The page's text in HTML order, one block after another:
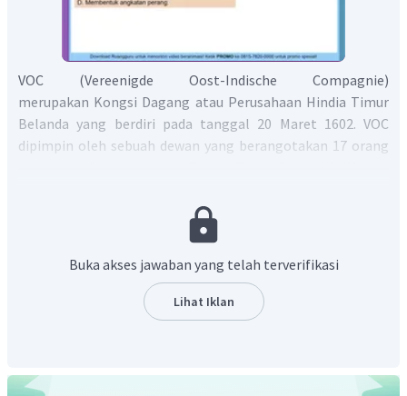
VOC (Vereenigde Oost-Indische Compagnie)
merupakan Kongsi Dagang atau Perusahaan Hindia Timur
Belanda yang berdiri pada tanggal 20 Maret 1602. VOC
dipimpin oleh sebuah dewan yang berangotakan 17 orang
istimewa untuk VOC dalam menjalankan perdagangan di
Hindia Belanda atau disebut juga dengan Hak Oktrooi yang
tersebut adalah:
1. hak monopoli perdagangan,
2. hak membentuk angkatan perang,
5. hak memerintah di Nusantara,
Buka akses jawaban yang telah terverifikasi
Lihat Iklan